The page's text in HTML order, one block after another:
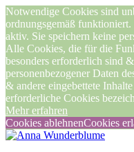
Notwendige Cookies sind
ordnungsgemäß
aktiv. Sie speichern keine
Alle Cookies, die für die
besonders erforderlich sind
personenbezogener Daten
& andere eingebettete
erforderliche Cookies
Mehr erfahren
Cookies ablehnenCookies